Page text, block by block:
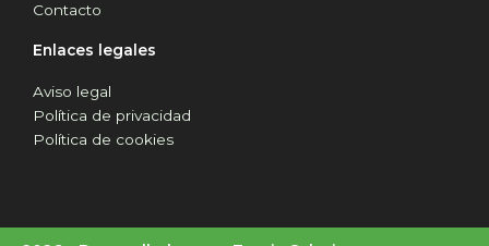
Contacto
Enlaces legales
Aviso legal
Política de privacidad
Política de cookies